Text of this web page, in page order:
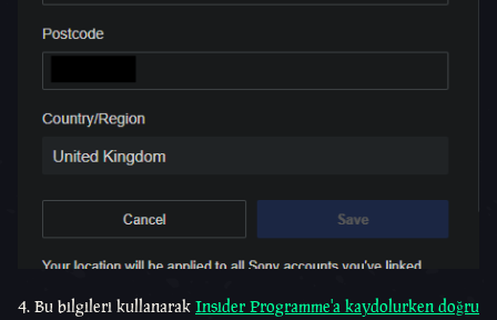
4. Bu bilgileri kullanarak Insider Programme'a kaydolurken doğru